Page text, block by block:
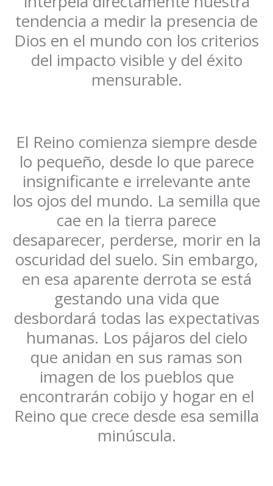
tendencia a medir la presencia de
Dios en el mundo con los criterios
del impacto visible y del éxito
mensurable.
El Reino comienza siempre desde
lo pequeño, desde lo que parece
insignificante e irrelevante ante
los ojos del mundo. La semilla que
cae en la tierra parece
desaparecer, perderse, morir en la
oscuridad del suelo. Sin embargo,
en esa aparente derrota se está
gestando una vida que
desbordará todas las expectativas
humanas. Los pájaros del cielo
que anidan en sus ramas son
imagen de los pueblos que
encontrarán cobijo y hogar en el
Reino que crece desde esa semilla
minúscula.